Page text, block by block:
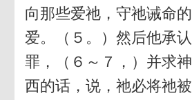
向那些爱祂，守祂诫命
爱。（５。）然后他承
罪，（６～７，）并求
西的话，说，祂必将祂